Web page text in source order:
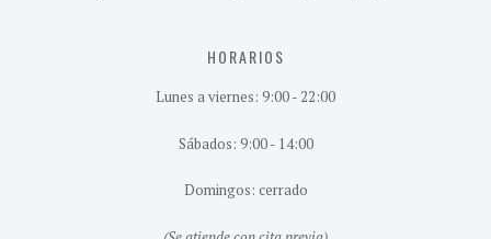
HORARIOS
Lunes a viernes: 9:00 - 22:00
Sábados: 9:00 - 14:00
Domingos: cerrado